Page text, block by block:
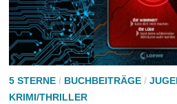
5 STERNE/ BUCHBEITRÄGE/
KRIMI/THRILLER